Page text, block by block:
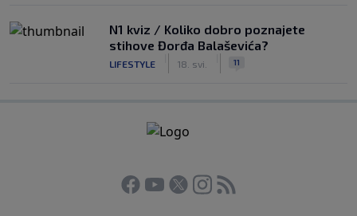
N1 kviz / Koliko dobro poznajete
stihove Đorđa Balaševića?
LIFESTYLE 18. svi. 11